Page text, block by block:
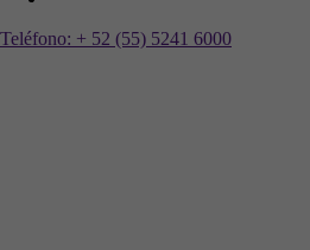
Teléfono: + 52 (55) 5241 6000